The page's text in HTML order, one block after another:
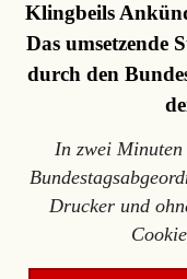
Klingbeils
Das umsetzende
durch den
In zwei Minuten
Drucker und